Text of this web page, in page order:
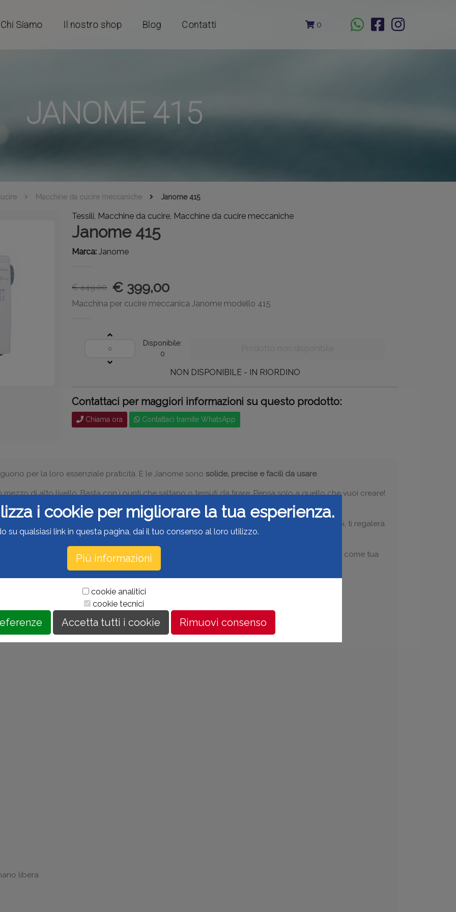
Chi Siamo Il nostro shop Blog Contatti 0
JANOME 415
Macchine da cucire meccaniche Janome 415
Tessili, Macchine da cucire, Macchine da cucire meccaniche
Janome 415
Marca: Janome
€ 449,00 € 399,00
Macchina per cucire meccanica Janome modello 415
Disponibile:
0
NON DISPONIBILE - IN RIORDINO
Contattaci per maggiori informazioni su questo prodotto:
Chiama ora Contattaci tramite WhatsApp
per la loro essenziale praticità. E le Janome sono solide, precise e facili da usare.
di alto livello. Basta con i punti che saltano o tessuti da tirare. Pensa solo a quello che vuoi creare!
. Con i suoi 15 punti tra elastici, utili e overlock
, che puoi regolare come vuoi, ti regalerà
di sempre: formidabile qualità/prezzo, tanti accessori, semplicità d’uso la rendono l’ideale come tua
libera
i cookie per migliorare la tua esperienza.
su qualsiasi link in questa pagina, dai il tuo consenso al loro utilizzo.
Più informazioni
cookie analitici
cookie tecnici
Accetta tutti i cookie Rimuovi consenso